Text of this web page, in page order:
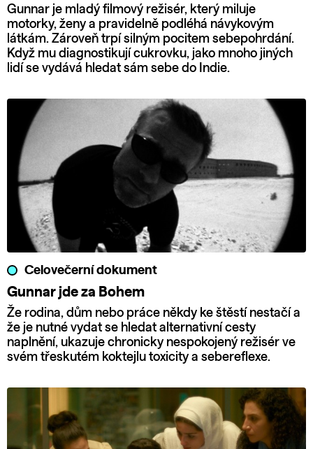
Gunnar je mladý filmový režisér, který miluje
motorky, ženy a pravidelně podléhá návykovým
látkám. Zároveň trpí silným pocitem sebepohrdání.
Když mu diagnostikují cukrovku, jako mnoho jiných
lidí se vydává hledat sám sebe do Indie.
Celovečerní dokument
Gunnar jde za Bohem
Že rodina, dům nebo práce někdy ke štěstí nestačí a
že je nutné vydat se hledat alternativní cesty
naplnění, ukazuje chronicky nespokojený režisér ve
svém třeskutém koktejlu toxicity a sebereflexe.